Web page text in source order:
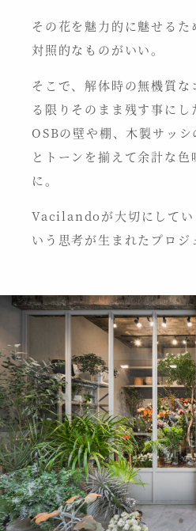
その花を魅力的に魅せるた
対照的なものがいい。
そこで、解体時の無機質な
る限りそのまま残す事にし
OSBの壁や棚、木製サッ
とトーンを揃えて余計な色
に。
Vacilandoが大切にしてい
いう思考が生まれたプロジ